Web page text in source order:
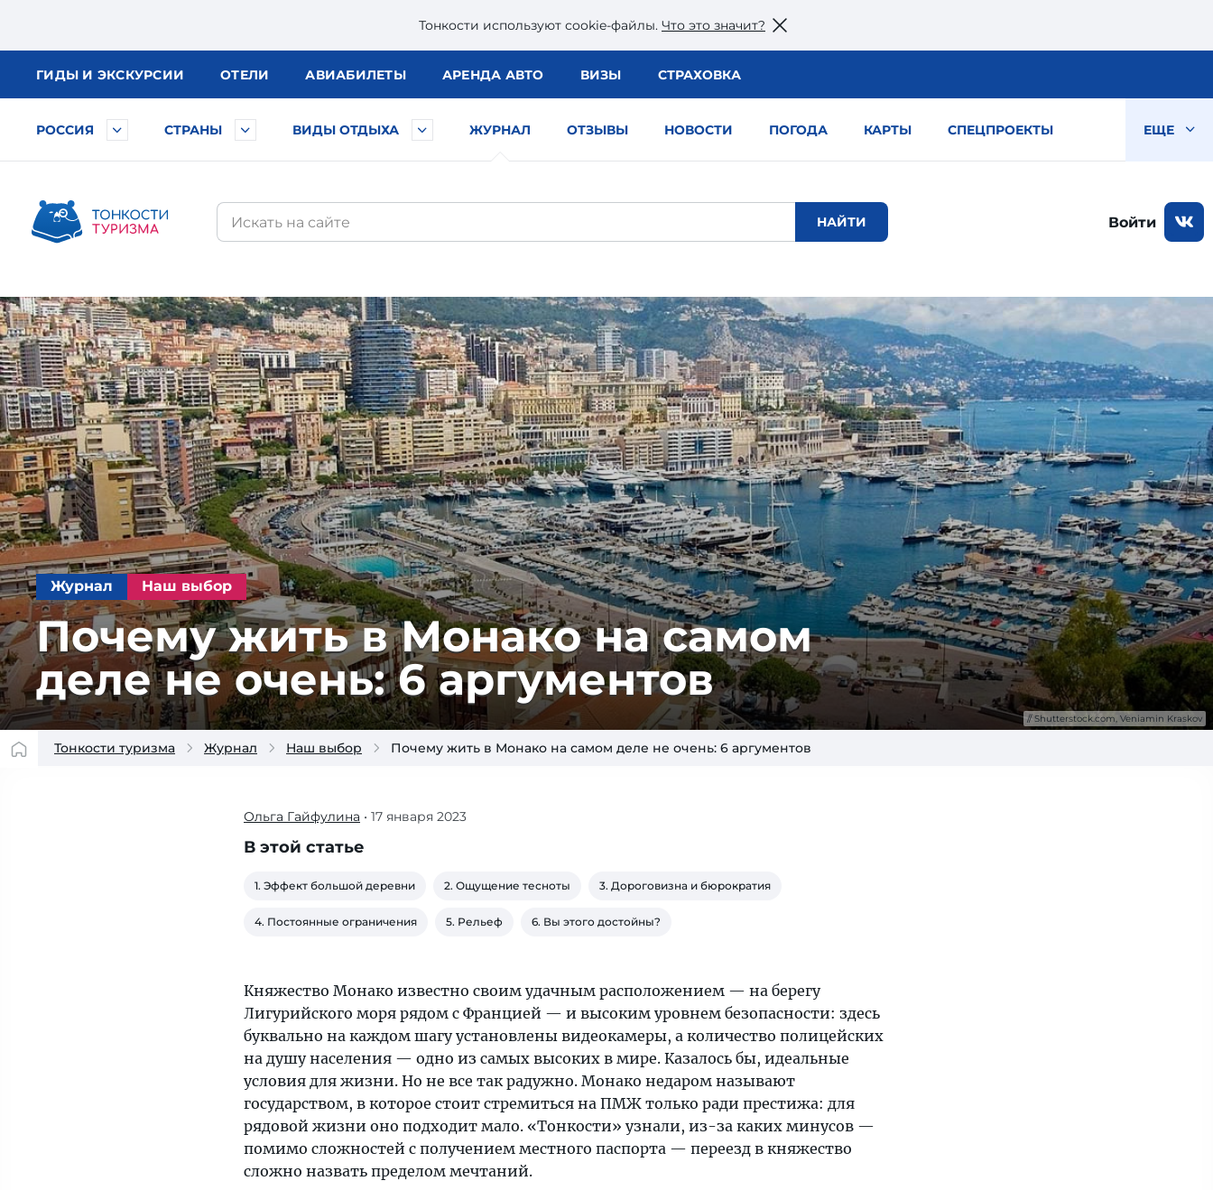
Тонкости используют сookie-файлы. Что это значит?
ГИДЫ И ЭКСКУРСИИ ОТЕЛИ АВИАБИЛЕТЫ АРЕНДА АВТО ВИЗЫ СТРАХОВКА
РОССИЯ СТРАНЫ ВИДЫ ОТДЫХА ЖУРНАЛ ОТЗЫВЫ НОВОСТИ ПОГОДА КАРТЫ СПЕЦПРОЕКТЫ ЕЩЕ
Войти
Журнал Наш выбор
Почему жить в Монако на самом
деле не очень: 6 аргументов
Shutterstock.com, Veniamin Kraskov
Тонкости туризма Журнал Наш выбор Почему жить в Монако на самом деле не очень: 6 аргументов
Узнали,
из-
каких
получением
местного
паспорта —
переезд
в
княжество
сложно
назвать
пределом
Ольга Гайфулина • 17 января 2023
В этой статье
1. Эффект большой деревни 2. Ощущение тесноты 3. Дороговизна и бюрократия
4. Постоянные ограничения 5. Рельеф 6. Вы этого достойны?
Княжество Монако известно своим удачным расположением — на берегу
Лигурийского моря рядом с Францией — и высоким уровнем безопасности: здесь
буквально на каждом шагу установлены видеокамеры, а количество полицейских
на душу населения — одно из самых высоких в мире. Казалось бы, идеальные
условия для жизни. Но не все так радужно. Монако недаром называют
государством, в которое стоит стремиться на ПМЖ только ради престижа: для
рядовой жизни оно подходит мало. «Тонкости» узнали, из-за каких минусов —
помимо сложностей с получением местного паспорта — переезд в княжество
сложно назвать пределом мечтаний.